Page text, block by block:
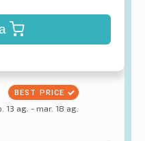
ag. - mar. 18 ag.